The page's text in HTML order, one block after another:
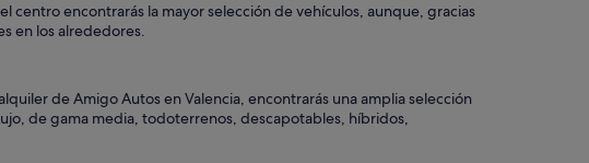
centro encontrarás la mayor selección de vehículos, aunque, gracias
en los alrededores.
de Amigo Autos en Valencia, encontrarás una amplia selección
de gama media, todoterrenos, descapotables, híbridos,